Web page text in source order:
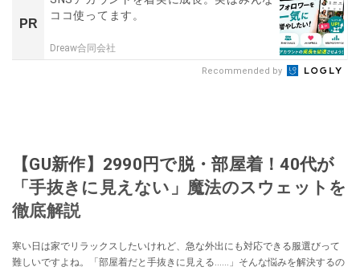
PR
ココ使ってます。
Dreaw合同会社
Recommended by
【GU新作】2990円で脱・部屋着！40代が
「手抜きに見えない」魔法のスウェットを
徹底解説
寒い日は家でリラックスしたいけれど、急な外出にも対応できる服選びって
難しいですよね。「部屋着だと手抜きに見える……」そんな悩みを解決するの